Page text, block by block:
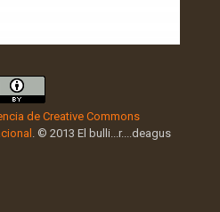
de Creative Commons
. © 2013 El bulli...r....deagus